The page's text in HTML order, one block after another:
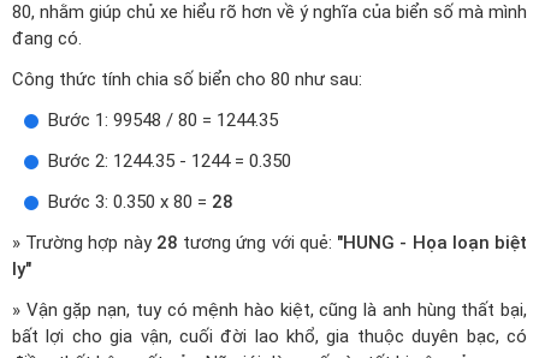
80, nhằm giúp chủ xe hiểu rõ hơn về ý nghĩa của biển số mà mình
đang có.
Công thức tính chia số biển cho 80 như sau:
Bước 1: 99548 / 80 = 1244.35
Bước 2: 1244.35 - 1244 = 0.350
Bước 3: 0.350 x 80 = 28
» Trường hợp này 28 tương ứng với quẻ: "HUNG - Họa loạn biệt
ly"
» Vận gặp nạn, tuy có mệnh hào kiệt, cũng là anh hùng thất bại,
bất lợi cho gia vận, cuối đời lao khổ, gia thuộc duyên bạc, có